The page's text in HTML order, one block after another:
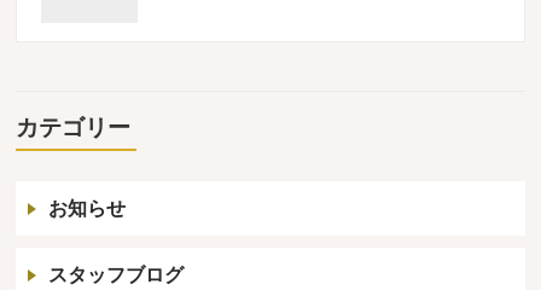
カテゴリー
お知らせ
スタッフブログ